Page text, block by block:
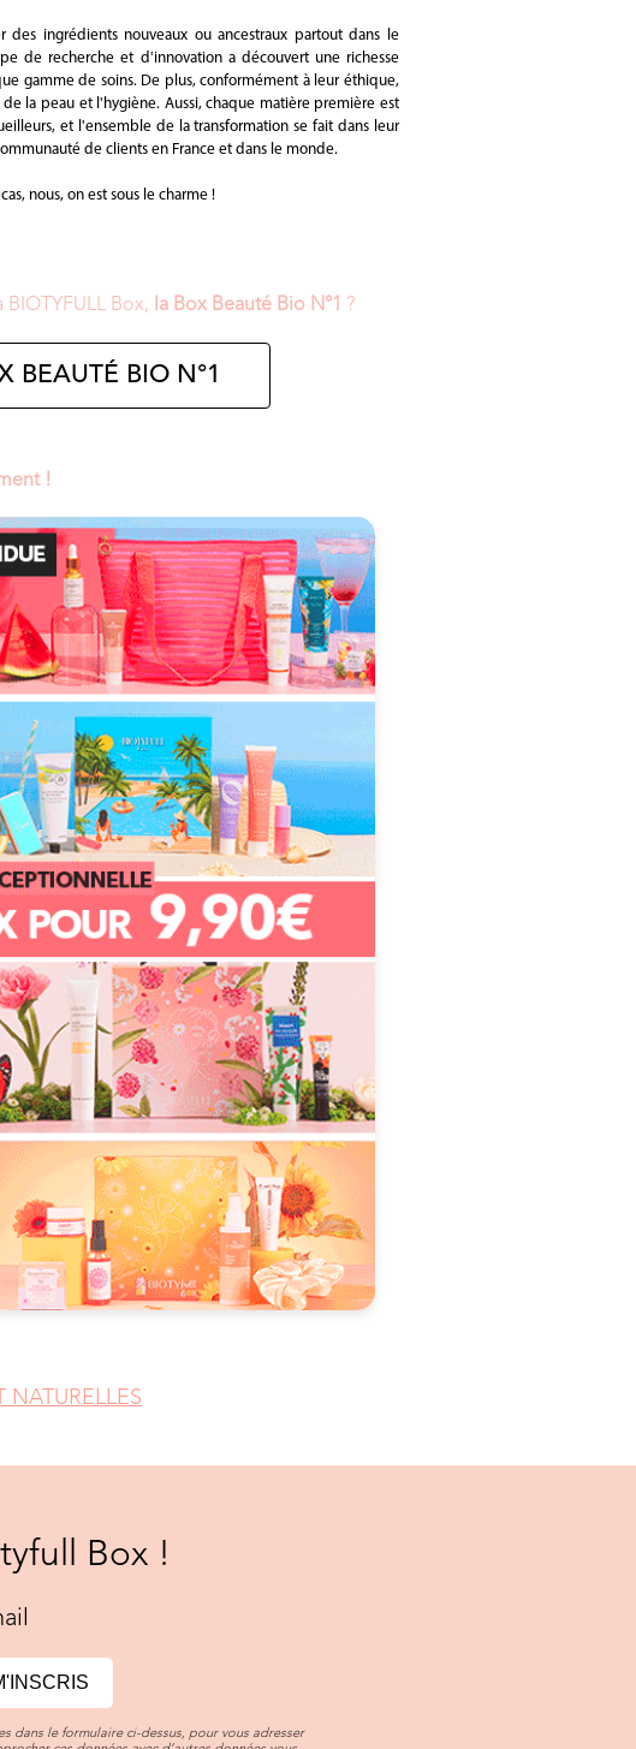
des ingrédients nouveaux ou ancestraux partout dans le
de recherche et d'innovation a découvert une richesse
gamme de soins. De plus, conformément à leur éthique,
la peau et l'hygiène. Aussi, chaque matière première est
et l'ensemble de la transformation se fait dans leur
de clients en France et dans le monde.
nous, on est sous le charme !
Box, la Box Beauté Bio N°1 ?
BEAUTÉ BIO N°1
!
NATURELLES
Box !
dans le formulaire ci-dessus, pour vous adresser